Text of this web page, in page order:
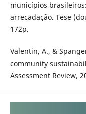
municípios
arrecadação. Tese
172p.
Valentin, A., &
community
Assessment Review,